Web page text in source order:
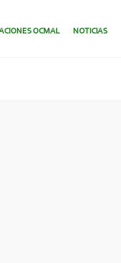
OCMAL NOTICIAS